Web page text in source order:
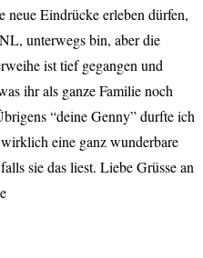
Eindrücke erleben dürfen,
unterwegs bin, aber die
ist tief gegangen und
ihr als ganze Familie noch
“deine Genny” durfte ich
eine ganz wunderbare
sie das liest. Liebe Grüsse an